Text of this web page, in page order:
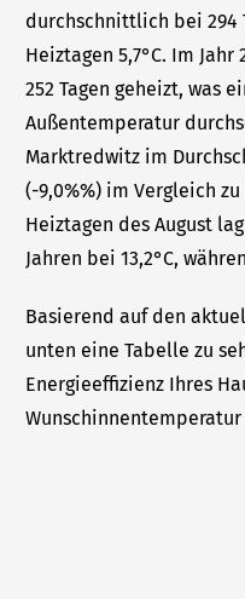
durchschnittlich bei 294
Heiztagen 5,7°C. Im
252 Tagen geheizt, was
Außentemperatur
Marktredwitz im
(-9,0%%) im Vergleich
Heiztagen des August
Jahren bei 13,2°C,
Basierend auf den
unten eine Tabelle zu
Energieeffizienz Ihres
Wunschinnentemperatur